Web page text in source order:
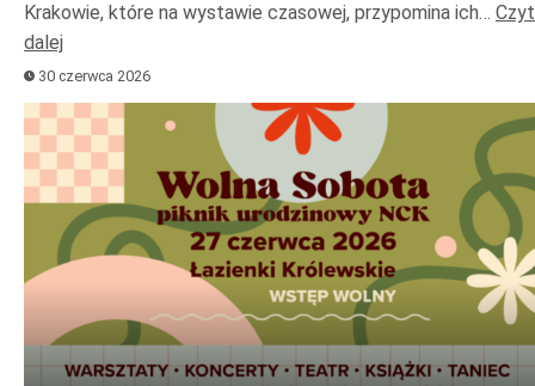
Krakowie, które na wystawie czasowej, przypomina ich…
dalej
30 czerwca 2026
Odtwarzacz
plików
dźwiękowych